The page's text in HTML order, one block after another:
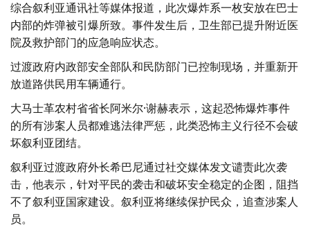
综合叙利亚通讯社等媒体报道，此次爆炸系一枚安放在巴士
内部的炸弹被引爆所致。事件发生后，卫生部已提升附近医
院及救护部门的应急响应状态。
过渡政府内政部安全部队和民防部门已控制现场，并重新开
放道路供民用车辆通行。
大马士革农村省省长阿米尔·谢赫表示，这起恐怖爆炸事件
的所有涉案人员都难逃法律严惩，此类恐怖主义行径不会破
坏叙利亚团结。
叙利亚过渡政府外长希巴尼通过社交媒体发文谴责此次袭
击，他表示，针对平民的袭击和破坏安全稳定的企图，阻挡
不了叙利亚国家建设。叙利亚将继续保护民众，追查涉案人
员。